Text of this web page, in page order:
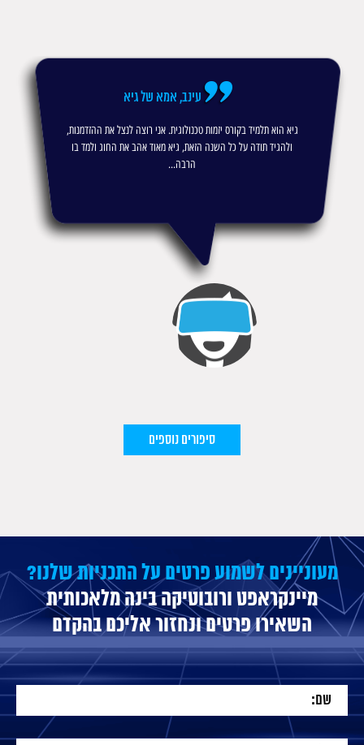
עינב, אמא של גיא
גיא הוא תלמיד בקורס יזמות טכנולוגית. אני רוצה לנצל את ההזדמנות,
ולהגיד תודה על כל השנה הזאת, גיא מאוד אהב את החוג ולמד בו
הרבה...
סיפורים נוספים
מעוניינים לשמוע פרטים על התכניות שלנו?
מיינקראפט ורובוטיקה בינה מלאכותית
השאירו פרטים ונחזור אליכם בהקדם